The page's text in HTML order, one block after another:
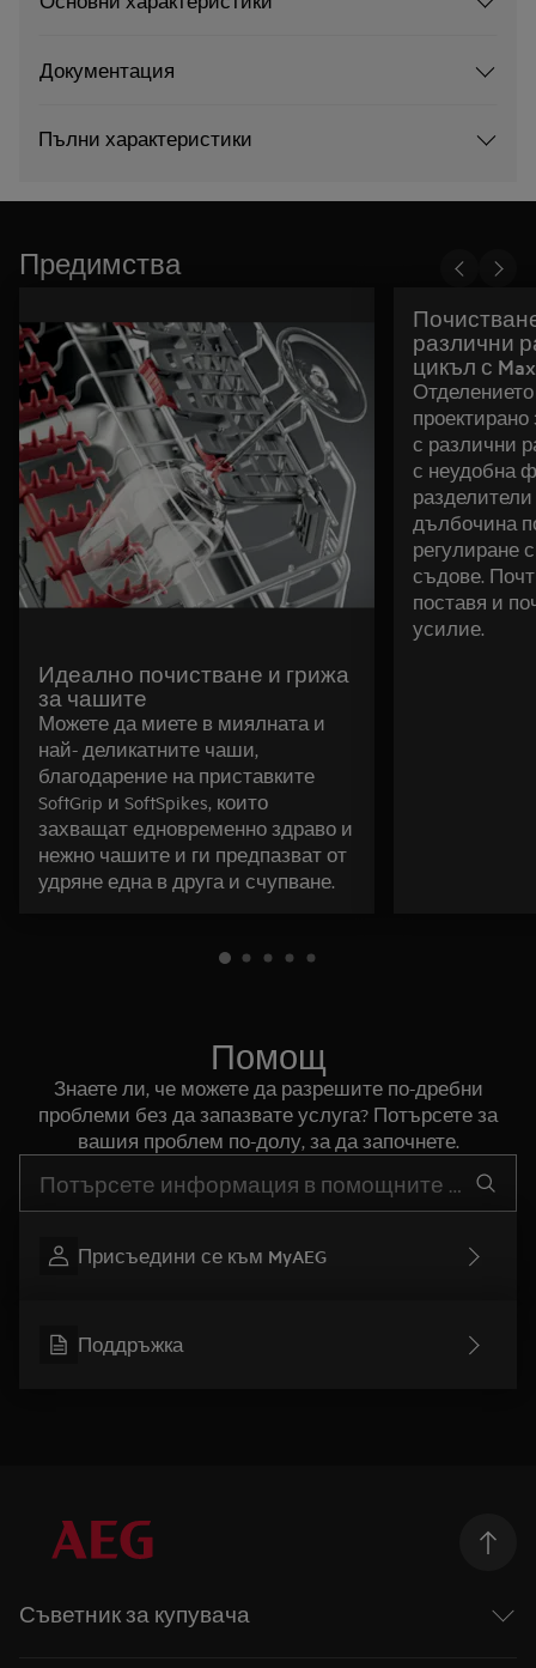
Документация
Пълни характеристики
Предимства
Идеално почистване и грижа
за чашите
Можете да миете в миялната и
най- деликатните чаши,
благодарение на приставките
SoftGrip и SoftSpikes, които
захващат едновременно здраво и
нежно чашите и ги предпазват от
удряне една в друга и счупване.
различни
цикъл с
Отделението
с различни
с неудобна
дълбочина
регулиране
съдове.
поставя и
усилие.
Помощ
Знаете ли, че можете да разрешите по-дребни
проблеми без да запазвате услуга? Потърсете за
вашия проблем по-долу, за да започнете.
Присъедини се към MyAEG
Поддръжка
Съветник за купувача